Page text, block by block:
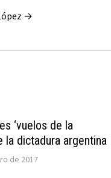
→
‘vuelos de la
la dictadura argentina
de 2017